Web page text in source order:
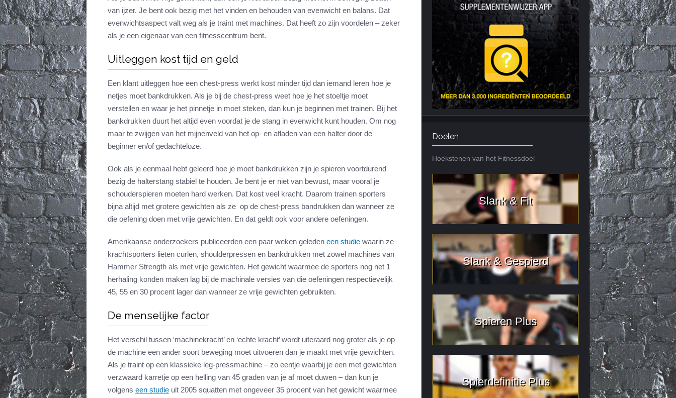
Cardiotraining
Nutriënt Timing
Citrus Aurantium
Tribulus Terrestris
Vitaminen en
mineralen
Weight Gainers
Nieuws archief
van ijzer. Je bent ook bezig met het vinden en behouden van evenwicht en balans. Dat
evenwichtsaspect valt weg als je traint met machines. Dat heeft zo zijn voordelen – zeker
als je een eigenaar van een fitnesscentrum bent.
Uitleggen kost tijd en geld
Een klant uitleggen hoe een chest-press werkt kost minder tijd dan iemand leren hoe je
netjes moet bankdrukken. Als je bij de chest-press weet hoe je het stoeltje moet
verstellen en waar je het pinnetje in moet steken, dan kun je beginnen met trainen. Bij het
bankdrukken duurt het altijd even voordat je de stang in evenwicht kunt houden. Om nog
maar te zwijgen van het mijnenveld van het op- en afladen van een halter door de
beginner en/of gedachteloze.
Ook als je eenmaal hebt geleerd hoe je moet bankdrukken zijn je spieren voortdurend
bezig de halterstang stabiel te houden. Je bent je er niet van bewust, maar vooral je
schouderspieren moeten hard werken. Dat kost veel kracht. Daarom trainen sporters
bijna altijd met grotere gewichten als ze op de chest-press bandrukken dan wanneer ze
die oefening doen met vrije gewichten. En dat geldt ook voor andere oefeningen.
Amerikaanse onderzoekers publiceerden een paar weken geleden een studie waarin ze
krachtsporters lieten curlen, shoulderpressen en bankdrukken met zowel machines van
Hammer Strength als met vrije gewichten. Het gewicht waarmee de sporters nog net 1
herhaling konden maken lag bij de machinale versies van die oefeningen respectievelijk
45, 55 en 30 procent lager dan wanneer ze vrije gewichten gebruikten.
De menselijke factor
Het verschil tussen ‘machinekracht’ en ‘echte kracht’ wordt uiteraard nog groter als je op
de machine een ander soort beweging moet uitvoeren dan je maakt met vrije gewichten.
Als je traint op een klassieke leg-pressmachine – zo eentje waarbij je een met gewichten
verzwaard karretje op een helling van 45 graden van je af moet duwen – dan kun je
volgens een studie uit 2005 squatten met ongeveer 35 procent van het gewicht waarmee
Doelen
Hoekstenen van het Fitnessdoel
Slank & Fit
Slank & Gespierd
Spieren Plus
Spierdefinitie Plus